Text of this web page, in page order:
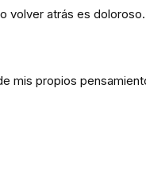
volver atrás es
mis propios